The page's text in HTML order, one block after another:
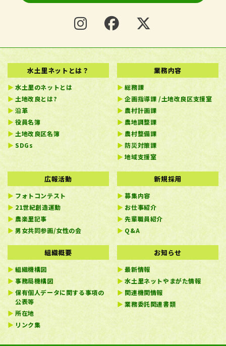
水土里ネットとは？
水土里のネットとは
土地改良とは?
沿革
役員名簿
土地改良区名簿
SDGs
業務内容
総務課
企画指導課 /土地改良区支援室
農村計画課
農地調整課
農村整備課
防災対策課
地域支援室
広報活動
フォトコンテスト
21世紀創造運動
農楽里記事
男女共同参画/女性の会
新規採用
募集内容
お仕事紹介
先輩職員紹介
Q&A
組織概要
組織機構図
事務局機構図
保有個人データに関する事項の
公表等
所在地
リンク集
お知らせ
最新情報
水土里ネットやまがた情報
関連機関情報
業務委託関連書類